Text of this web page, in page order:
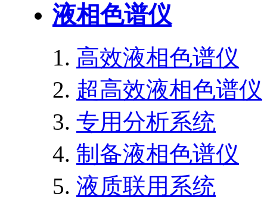
液相色谱仪
高效液相色谱仪
超高效液相色谱仪
专用分析系统
制备液相色谱仪
液质联用系统